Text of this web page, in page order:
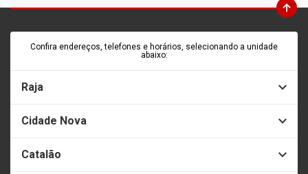
Confira endereços, telefones e horários, selecionando a unidade
abaixo:
Raja
Cidade Nova
Catalão